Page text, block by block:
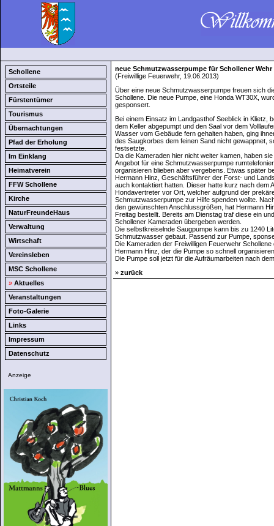
Schollene
Ortsteile
Fürstentümer
Tourismus
Übernachtungen
Pfad der Erholung
Im Einklang
Heimatverein
FFW Schollene
Kirche
NaturFreundeHaus
Verwaltung
Wirtschaft
Vereinsleben
MSC Schollene
» Aktuelles
Veranstaltungen
Foto-Galerie
Links
Impressum
Datenschutz
Anzeige
neue Schmutzwasserpumpe für Schollener
(Freiwillige Feuerwehr, 19.06.2013)
Über eine neue Schmutzwasserpumpe freuen sich
Schollene. Die neue Pumpe, eine Honda WT30X,
gesponsert.
Bei einem Einsatz im Landgasthof Seeblick in Klietz,
dem Keller abgepumpt und den Saal vor dem
Wasser vom Gebäude fern gehalten haben, ging
des Saugkorbes dem feinen Sand nicht gewappnet,
festsetzte.
Da die Kameraden hier nicht weiter kamen, haben
Angebot für eine Schmutzwasserpumpe
organisieren blieben aber vergebens. Etwas später
Hermann Hinz, Geschäftsführer der Forst- und
auch kontaktiert hatten. Dieser hatte kurz nach dem
Hondavertreter vor Ort, welcher aufgrund der
Schmutzwasserpumpe zur Hilfe spenden wollte.
den gewünschten Anschlussgrößen, hat Hermann
Freitag bestellt. Bereits am Dienstag traf diese ein
Schollener Kameraden übergeben werden.
Die selbstkreiselnde Saugpumpe kann bis zu 1240
Schmutzwasser gebaut. Passend zur Pumpe,
Die Kameraden der Freiwilligen Feuerwehr
Hermann Hinz, der die Pumpe so schnell
Die Pumpe soll jetzt für die Aufräumarbeiten nach
» zurück